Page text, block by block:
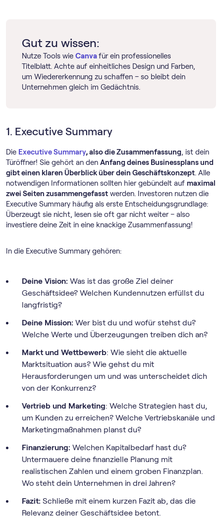
Gut zu wissen:
Nutze Tools wie Canvafür ein professionelles
Titelblatt. Achte auf einheitliches Design und Farben,
um Wiedererkennung zu schaffen – so bleibt dein
Unternehmen gleich im Gedächtnis.
1. Executive Summary
Die Executive Summary, also die Zusammenfassung, ist dein
Türöffner! Sie gehört an den Anfang deines Businessplans und
gibt einen klaren Überblick über dein Geschäftskonzept. Alle
notwendigen Informationen sollten hier gebündelt auf maximal
zwei Seiten zusammengefasst werden. Investoren nutzen die
Executive Summary häufig als erste Entscheidungsgrundlage:
Überzeugt sie nicht, lesen sie oft gar nicht weiter – also
investiere deine Zeit in eine knackige Zusammenfassung!
In die Executive Summary gehören:
Deine Vision: Was ist das große Ziel deiner
Geschäftsidee? Welchen Kundennutzen erfüllst du
langfristig?
Deine Mission: Wer bist du und wofür stehst du?
Welche Werte und Überzeugungen treiben dich an?
Markt und Wettbewerb: Wie sieht die aktuelle
Marktsituation aus? Wie gehst du mit
Herausforderungen um und was unterscheidet dich
von der Konkurrenz?
Vertrieb und Marketing: Welche Strategien hast du,
um Kunden zu erreichen? Welche Vertriebskanäle und
Marketingmaßnahmen planst du?
Finanzierung: Welchen Kapitalbedarf hast du?
Untermauere deine finanzielle Planung mit
realistischen Zahlen und einem groben Finanzplan.
Wo steht dein Unternehmen in drei Jahren?
Fazit: Schließe mit einem kurzen Fazit ab, das die
Relevanz deiner Geschäftsidee betont.